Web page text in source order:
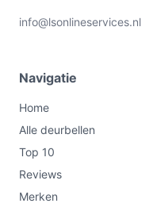
info@lsonlineservices.nl
Navigatie
Home
Alle deurbellen
Top 10
Reviews
Merken